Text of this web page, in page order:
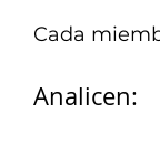
Cada
Analicen: